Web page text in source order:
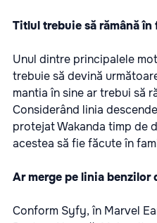
Titlul trebuie să rămână în
Unul dintre principalele
trebuie să devină
mantia în sine ar trebui să
Considerând linia
protejat Wakanda timp de
acestea să fie făcute în
Ar merge pe linia benzilor
Conform Syfy, în Marvel